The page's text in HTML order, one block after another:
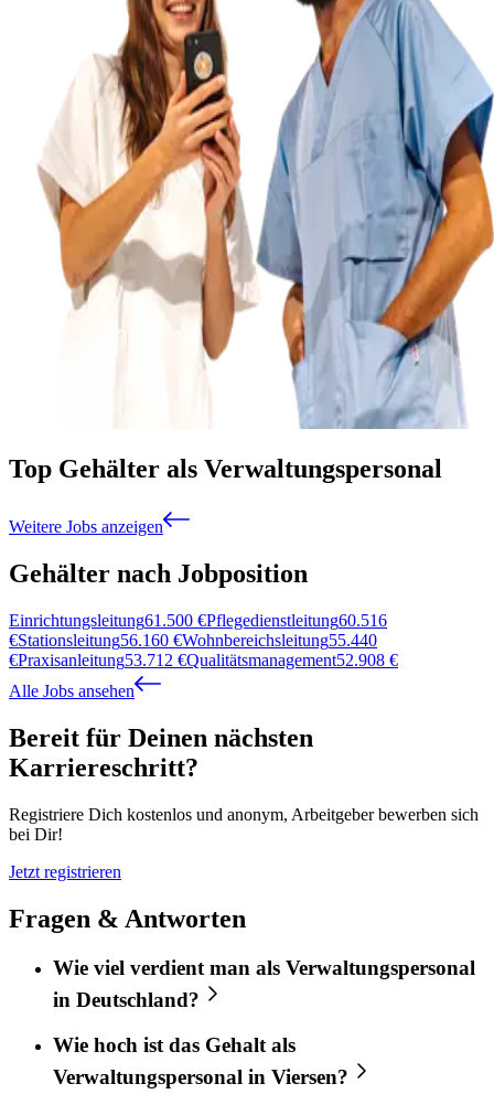
Top Gehälter als Verwaltungspersonal
Weitere Jobs anzeigen
Gehälter nach Jobposition
Einrichtungsleitung61.500 €Pflegedienstleitung60.516
€Stationsleitung56.160 €Wohnbereichsleitung55.440
€Praxisanleitung53.712 €Qualitätsmanagement52.908 €
Alle Jobs ansehen
Bereit für Deinen nächsten
Karriereschritt?
Registriere Dich kostenlos und anonym, Arbeitgeber bewerben sich
bei Dir!
Jetzt registrieren
Fragen & Antworten
Wie viel verdient man als Verwaltungspersonal
in Deutschland?
Wie hoch ist das Gehalt als
Verwaltungspersonal in Viersen?